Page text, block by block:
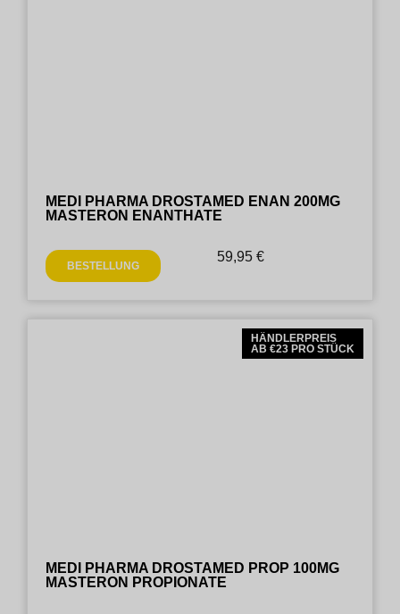
MEDI PHARMA DROSTAMED ENAN 200MG
MASTERON ENANTHATE
BESTELLUNG
59,95 €
HÄNDLERPREIS
AB €23 PRO STÜCK
MEDI PHARMA DROSTAMED PROP 100MG
MASTERON PROPIONATE